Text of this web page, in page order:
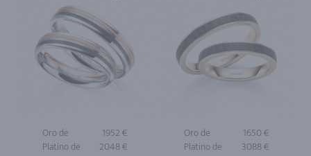
Oro de
1952 €
Platino de
2048 €
Oro de
1650 €
Platino de
3088 €